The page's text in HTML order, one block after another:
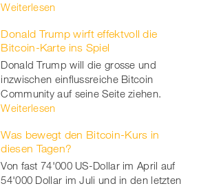
Weiterlesen
Donald Trump wirft effektvoll die
Bitcoin-Karte ins Spiel
Donald Trump will die grosse und
inzwischen einflussreiche Bitcoin
Community auf seine Seite ziehen.
Weiterlesen
Was bewegt den Bitcoin-Kurs in
diesen Tagen?
Von fast 74'000 US-Dollar im April auf
54'000 Dollar im Juli und in den letzten